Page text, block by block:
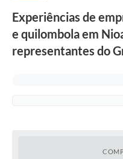
Experiências de
e quilombola em
representantes do